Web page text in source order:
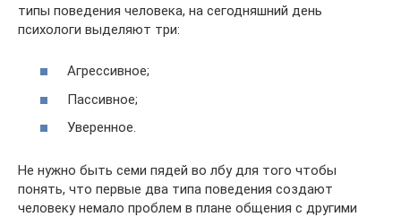
типы поведения человека, на сегодняшний день
психологи выделяют три:
Агрессивное;
Пассивное;
Уверенное.
Не нужно быть семи пядей во лбу для того чтобы
понять, что первые два типа поведения создают
человеку немало проблем в плане общения с другими